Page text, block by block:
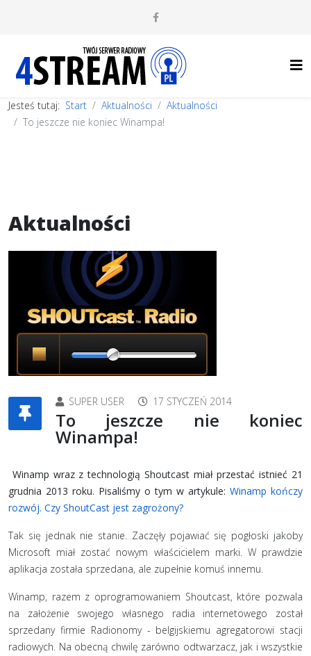
Jesteś tutaj: Start Aktualności
Aktualności
To jeszcze nie koniec Winampa!
Aktualności
SUPER USER 17 STYCZEŃ 2014
To jeszcze nie koniec
Winampa!
Winamp wraz z technologią Shoutcast miał przestać istnieć 21
grudnia 2013 roku. Pisaliśmy o tym w artykule: Winamp kończy
rozwój. Czy ShoutCast jest zagrożony?
Tak się jednak nie stanie. Zaczęły pojawiać się pogłoski jakoby
Microsoft miał zostać nowym właścicielem marki. W prawdzie
aplikacja została sprzedana, ale zupełnie komuś innemu.
Winamp, razem z oprogramowaniem Shoutcast, które pozwala
na założenie swojego własnego radia internetowego został
sprzedany firmie Radionomy - belgijskiemu agregatorowi stacji
radiowych. Na obecną chwilę zarówno odtwarzacz, jak i wszystkie